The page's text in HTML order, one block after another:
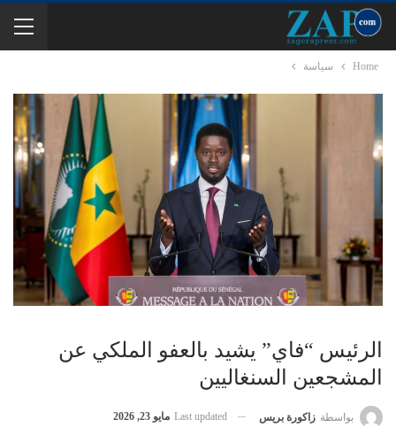
Home سياسة
الرئيس “فاي” يشيد بالعفو الملكي عن
المشجعين السنغاليين
بواسطة زاكورة بريس Last updated مايو 23, 2026